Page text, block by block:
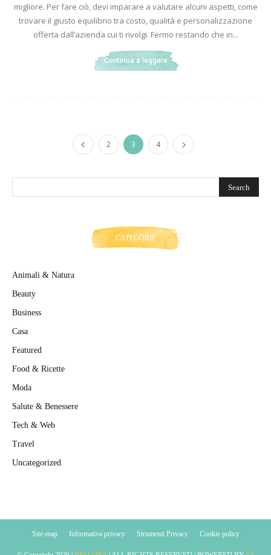
migliore. Per fare ciò, devi imparare a valutare alcuni aspetti, come
trovare il giusto equilibrio tra costo, qualità e personalizzazione
offerta dall’azienda cui ti rivolgi. Fermo restando che in...
Continua a leggere
2 3 4
CATEGORIE
Animali & Natura
Beauty
Business
Casa
Featured
Food & Ricette
Moda
Salute & Benessere
Tech & Web
Travel
Uncategorized
Site-map Informativa privacy Strumenti Privacy Cookie policy